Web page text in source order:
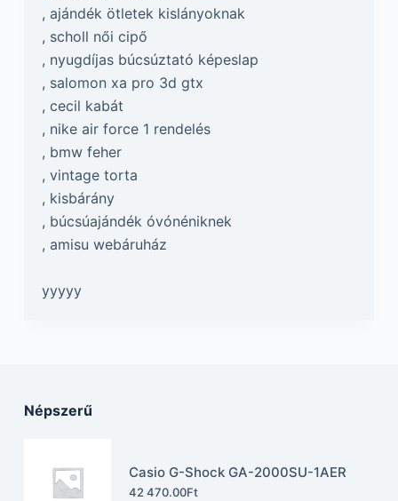
, ajándék ötletek kislányoknak
, scholl női cipő
, nyugdíjas búcsúztató képeslap
, salomon xa pro 3d gtx
, cecil kabát
, nike air force 1 rendelés
, bmw feher
, vintage torta
, kisbárány
, búcsúajándék óvónéniknek
, amisu webáruház
yyyyy
Népszerű
Casio G-Shock GA-2000SU-1AER
42 470.00Ft